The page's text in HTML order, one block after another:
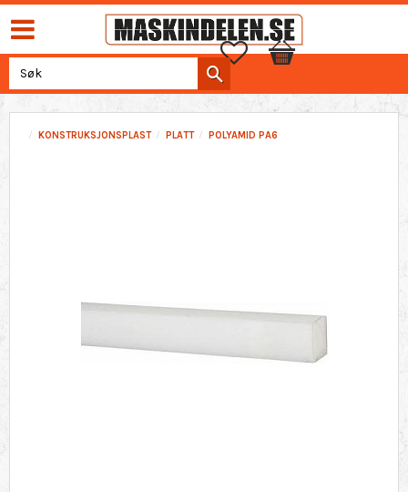
Favoritter
Handlekurv
KONSTRUKSJONSPLAST PLATT POLYAMID PA6